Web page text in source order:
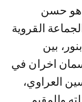
شركة SOHABITAT MAROC هو حسن
القروية
بين
اخران في
العراوي،